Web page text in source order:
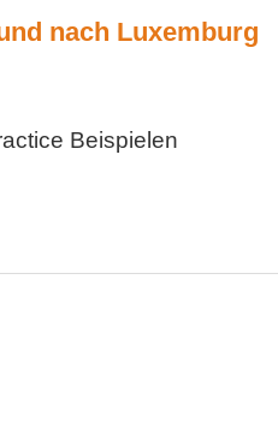
nach Luxemburg
Beispielen